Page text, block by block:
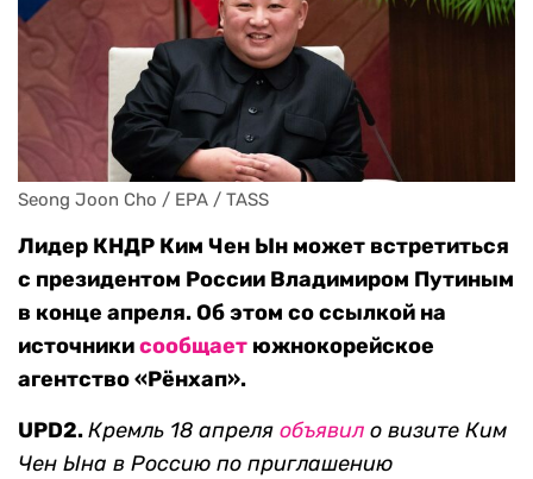
Seong Joon Cho / EPA / TASS
Лидер КНДР Ким Чен Ын может встретиться
с президентом России Владимиром Путиным
в конце апреля. Об этом со ссылкой на
источникисообщает южнокорейское
агентство «Рёнхап».
UPD2.Кремль 18 апреля объявил о визите Ким
Чен Ына в Россию по приглашению